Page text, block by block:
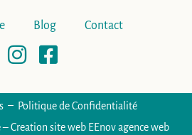
Blog Contact
Politique de Confidentialité
– Creation site web EEnov agence web